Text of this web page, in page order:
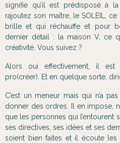
signifie qu’il est prédisposé à
rajoutez son maître, le SOLEIL,
brille et qui réchauffe et pour
dernier détail : la maison V, ce
créativité. Vous suivez ?
Alors oui effectivement, il
pro(créer). Et en quelque sorte,
C’est un meneur mais qui n’a
donner des ordres. Il en impose,
que les personnes qui l’entourent
ses directives, ses idées et ses
soient bien faites et il écoute les